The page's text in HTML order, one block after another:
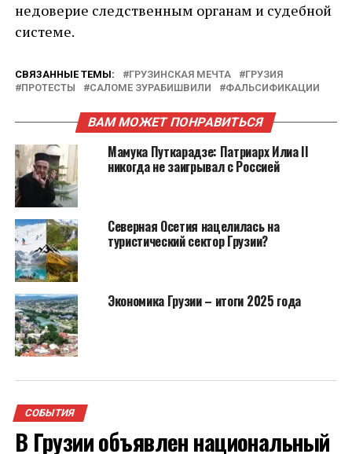
недоверие следственным органам и судебной
системе.
СВЯЗАННЫЕ ТЕМЫ: ГРУЗИНСКАЯ МЕЧТА
ГРУЗИЯ
ПРОТЕСТЫ
САЛОМЕ ЗУРАБИШВИЛИ ФАЛЬСИФИКАЦИИ
ВАМ МОЖЕТ ПОНРАВИТЬСЯ
Мамука Путкарадзе: Патриарх Илиа II
никогда не заигрывал с Россией
Северная Осетия нацелилась на
туристический сектор Грузии?
Экономика Грузии – итоги 2025 года
СОБЫТИЯ
В Грузии объявлен национальный